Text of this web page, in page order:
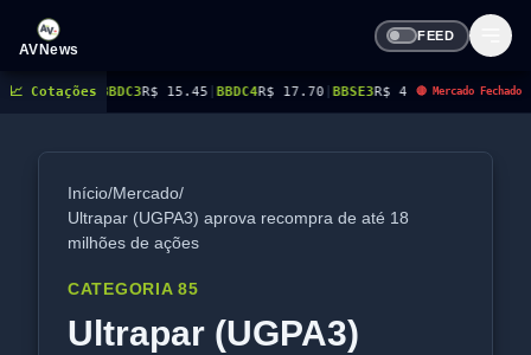
AVNews
FEED
📈 Cotações
BBDC3R$ 15.45|BBDC4 R$ 17.70|BBSE3 R$ 40.96|BEES3R$ 8.77|BEES4R$
🔴 Mercado Fechado
Início/Mercado/
Ultrapar (UGPA3) aprova recompra de até 18
milhões de ações
CATEGORIA 85
Ultrapar (UGPA3)